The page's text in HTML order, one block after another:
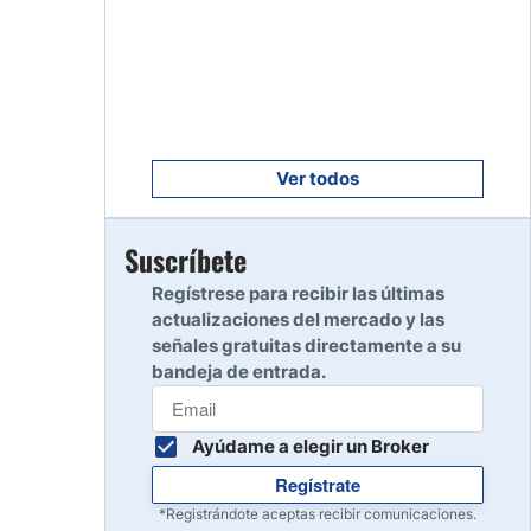
Leer reseña
10
Ver todos
Suscríbete
Regístrese para recibir las últimas
actualizaciones del mercado y las
señales gratuitas directamente a su
bandeja de entrada.
Ayúdame a elegir un Broker
Regístrate
*Registrándote aceptas recibir comunicaciones.